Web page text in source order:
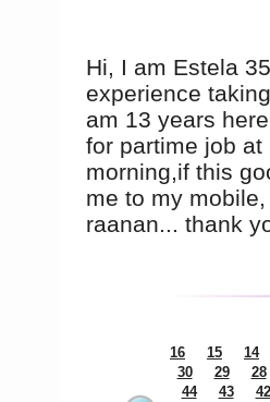
Hi, I am Estela
experience
am 13 years
for partime job
morning,if this
me to my
raanan... thank
14
15
16
28
29
30
42
43
44